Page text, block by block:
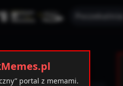
portal z memami.